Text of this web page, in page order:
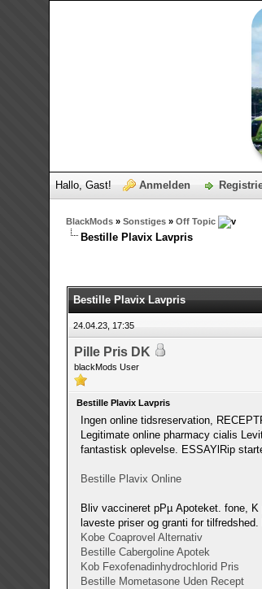
Hallo, Gast! Anmelden
BlackMods »Sonstiges »Off Topic
Bestille Plavix Lavpris
Bestille Plavix Lavpris
24.04.23, 17:35
Pille Pris DK
blackMods User
Bestille Plavix Lavpris
Ingen online tidsreservation,
Legitimate online pharmacy cialis
fantastisk oplevelse. ESSAYlRip
Bestille Plavix Online
Bliv vaccineret pРµ Apoteket. fone,
laveste priser og granti for
Kobe Coaprovel Alternativ
Bestille Cabergoline Apotek
Kob Fexofenadinhydrochlorid Pris
Bestille Mometasone Uden Recept